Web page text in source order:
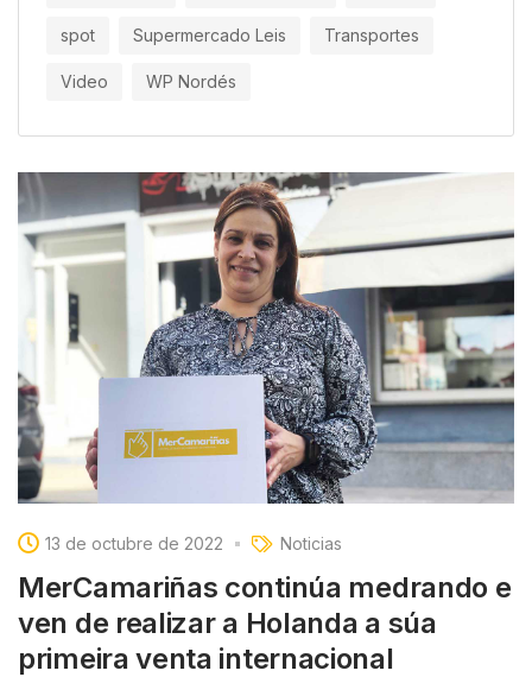
spot Supermercado Leis Transportes
Video WP Nordés
13 de octubre de 2022 Noticias
MerCamariñas continúa medrando e
ven de realizar a Holanda a súa
primeira venta internacional